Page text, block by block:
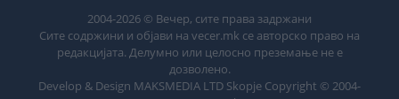
2004-2026 © Вечер, сите права задржани
Сите содржини и објави на vecer.mk се авторско право на
редакцијата. Делумно или целосно преземање не е
дозволено.
Develop & Design MAKSMEDIA LTD Skopje Copyright © 2004-